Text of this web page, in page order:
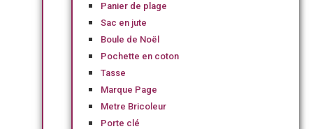
Panier de plage
Sac en jute
Boule de Noël
Pochette en coton
Tasse
Marque Page
Metre Bricoleur
Porte clé